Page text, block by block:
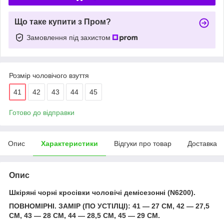
Що таке купити з Пром?
Замовлення під захистом
Розмір чоловічого взуття
41 42 43 44 45
Готово до відправки
Опис Характеристики Відгуки про товар Доставка
Опис
Шкіряні чорні кросівки чоловічі демісезонні (N6200).
ПОВНОМІРНІ. ЗАМІР (ПО УСТІЛЦІ): 41 — 27 СМ, 42 — 27,5
СМ, 43 — 28 СМ, 44 — 28,5 СМ, 45 — 29 СМ.